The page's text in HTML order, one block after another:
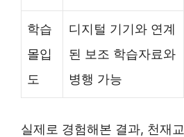
학습
몰입
도
디지털 기기와 연계
된 보조 학습자료와
병행 가능
실제로 경험해본 결과, 천재